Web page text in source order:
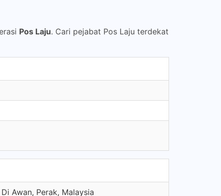
Pos Laju. Cari pejabat Pos Laju terdekat
Awan, Perak, Malaysia